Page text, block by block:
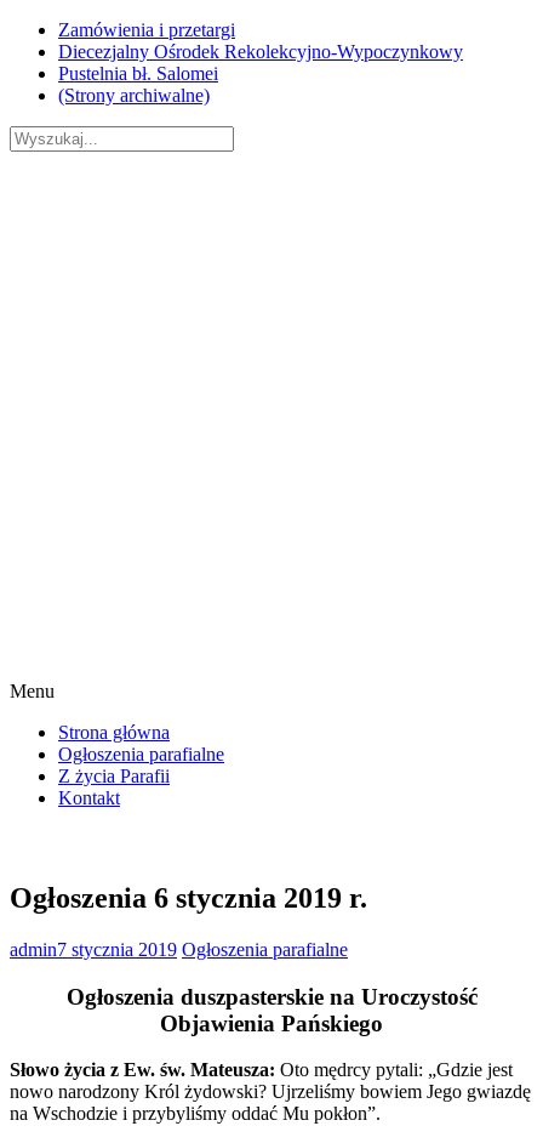
Skip
content
Zamówienia i przetargi
Diecezjalny Ośrodek Rekolekcyjno-Wypoczynkowy
Pustelnia bł. Salomei
(Strony archiwalne)
Menu
Strona główna
Ogłoszenia parafialne
Z życia Parafii
Kontakt
Ogłoszenia 6 stycznia 2019 r.
admin7 stycznia 2019 Ogłoszenia parafialne
Ogłoszenia duszpasterskie na Uroczystość
Objawienia Pańskiego
Słowo życia z Ew. św. Mateusza: Oto mędrcy pytali: „Gdzie jest
nowo narodzony Król żydowski? Ujrzeliśmy bowiem Jego gwiazdę
na Wschodzie i przybyliśmy oddać Mu pokłon”.